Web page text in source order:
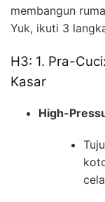
membangun
Yuk, ikuti 3
H3: 1. Pra-
Kasar
High-